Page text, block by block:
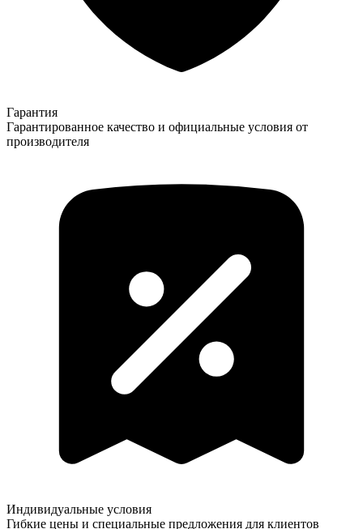
Гарантия
Гарантированное качество и официальные условия от
производителя
Индивидуальные условия
Гибкие цены и специальные предложения для клиентов